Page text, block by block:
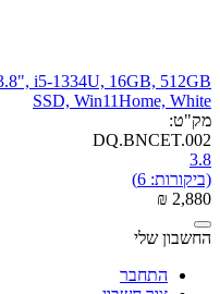
i5-1334U, 16GB, 512GB
SSD, Win11Home, White
מק"ט:
DQ.BNCET.002
3.8
(ביקורות: 6)
₪ 2,880
החשבון שלי
התחבר